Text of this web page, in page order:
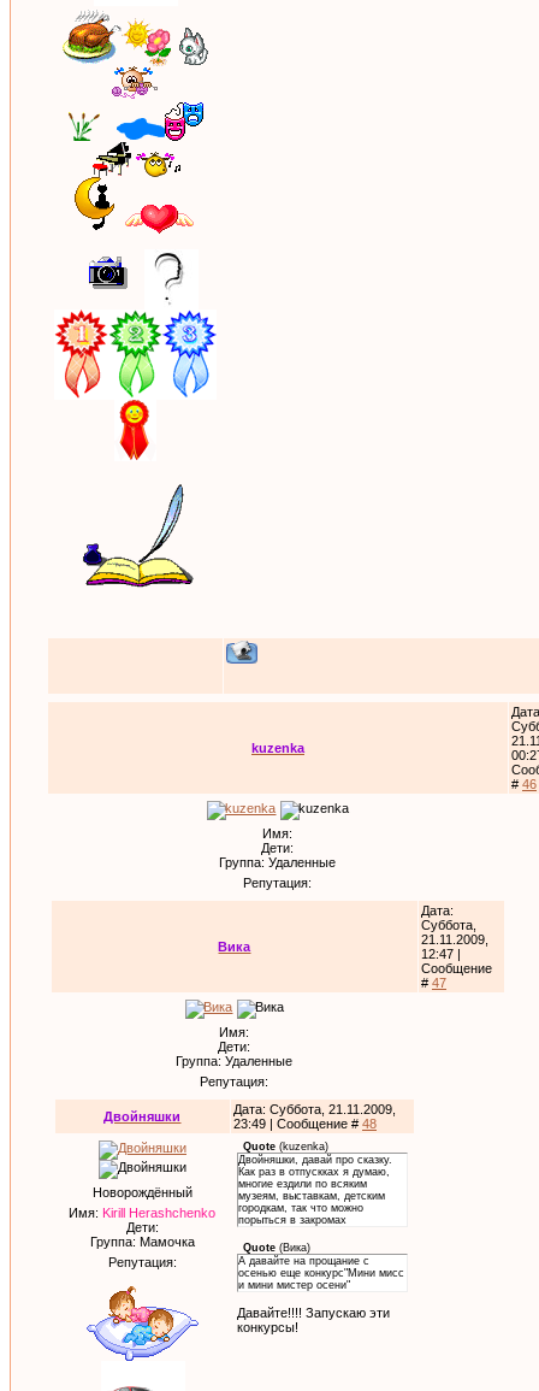
kuzenka
# 46
Имя:
Дети:
Группа: Удаленные
Репутация:
Вика
Дата:
Суббота,
21.11.2009,
12:47 |
Сообщение
# 47
Имя:
Дети:
Группа: Удаленные
Репутация:
Двойняшки
Дата: Суббота, 21.11.2009,
23:49 | Сообщение # 48
Новорождённый
Имя: Kirill Herashchenko
Дети:
Группа: Мамочка
Репутация:
Quote (kuzenka)
Двойняшки, давай про сказку.
Как раз в отпускках я думаю,
многие ездили по всяким
музеям, выставкам, детским
городкам, так что можно
порыться в закромах
Quote (Вика)
А давайте на прощание с
осенью еще конкурс"Мини мисс
и мини мистер осени"
Давайте!!!! Запускаю эти
конкурсы!